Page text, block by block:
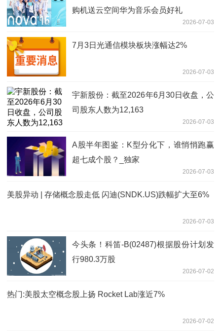
购机送云空间华为音乐会员好礼
2026-07-03
7月3日光通信模块板块涨幅达2%
2026-07-03
宇新股份：截至2026年6月30日收盘，公
司股东人数为12,163
2026-07-03
A股半年图鉴：K型分化下，谁悄悄跑赢
超七成个股？_独家
2026-07-03
美股异动 | 存储概念股走低 闪迪(SNDK.US)跌幅扩大至6%
2026-07-03
今头条！科笛-B(02487)根据股份计划发
行980.3万股
2026-07-02
热门:美股太空概念股上扬 Rocket Lab涨近7%
2026-07-02